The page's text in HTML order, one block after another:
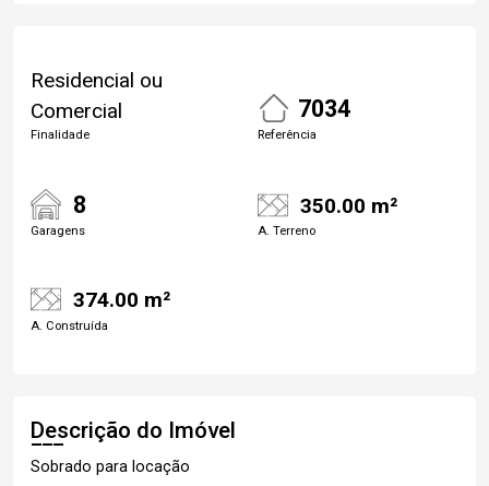
Residencial ou
Comercial
Finalidade
7034
Referência
8
Garagens
350.00 m²
A. Terreno
374.00 m²
A. Construída
Descrição do Imóvel
Sobrado para locação